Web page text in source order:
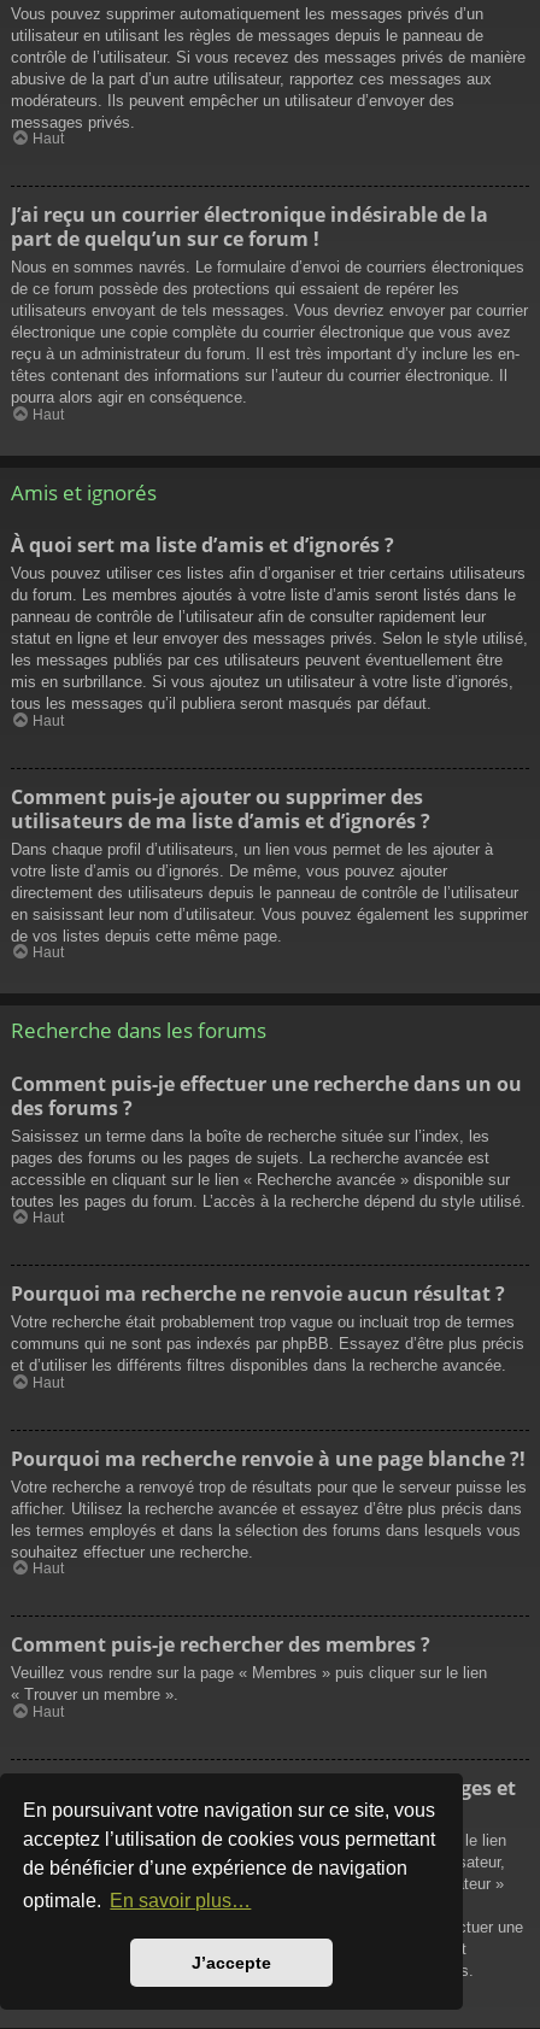
En poursuivant votre navigation sur ce site, vous
acceptez l’utilisation de cookies vous permettant
de bénéficier d’une expérience de navigation
optimale. En savoir plus…
J’accepte
Vous pouvez supprimer automatiquement les messages privés d’un
utilisateur en utilisant les règles de messages depuis le panneau de
contrôle de l’utilisateur. Si vous recevez des messages privés de manière
abusive de la part d’un autre utilisateur, rapportez ces messages aux
modérateurs. Ils peuvent empêcher un utilisateur d’envoyer des
messages privés.
Haut
J’ai reçu un courrier électronique indésirable de la
part de quelqu’un sur ce forum !
Nous en sommes navrés. Le formulaire d’envoi de courriers électroniques
de ce forum possède des protections qui essaient de repérer les
utilisateurs envoyant de tels messages. Vous devriez envoyer par courrier
électronique une copie complète du courrier électronique que vous avez
reçu à un administrateur du forum. Il est très important d’y inclure les en-
têtes contenant des informations sur l’auteur du courrier électronique. Il
pourra alors agir en conséquence.
Haut
Amis et ignorés
À quoi sert ma liste d’amis et d’ignorés ?
Vous pouvez utiliser ces listes afin d’organiser et trier certains utilisateurs
du forum. Les membres ajoutés à votre liste d’amis seront listés dans le
panneau de contrôle de l’utilisateur afin de consulter rapidement leur
statut en ligne et leur envoyer des messages privés. Selon le style utilisé,
les messages publiés par ces utilisateurs peuvent éventuellement être
mis en surbrillance. Si vous ajoutez un utilisateur à votre liste d’ignorés,
tous les messages qu’il publiera seront masqués par défaut.
Haut
Comment puis-je ajouter ou supprimer des
utilisateurs de ma liste d’amis et d’ignorés ?
Dans chaque profil d’utilisateurs, un lien vous permet de les ajouter à
votre liste d’amis ou d’ignorés. De même, vous pouvez ajouter
directement des utilisateurs depuis le panneau de contrôle de l’utilisateur
en saisissant leur nom d’utilisateur. Vous pouvez également les supprimer
de vos listes depuis cette même page.
Haut
Recherche dans les forums
Comment puis-je effectuer une recherche dans un ou
des forums ?
Saisissez un terme dans la boîte de recherche située sur l’index, les
pages des forums ou les pages de sujets. La recherche avancée est
accessible en cliquant sur le lien « Recherche avancée » disponible sur
toutes les pages du forum. L’accès à la recherche dépend du style utilisé.
Haut
Pourquoi ma recherche ne renvoie aucun résultat ?
Votre recherche était probablement trop vague ou incluait trop de termes
communs qui ne sont pas indexés par phpBB. Essayez d’être plus précis
et d’utiliser les différents filtres disponibles dans la recherche avancée.
Haut
Pourquoi ma recherche renvoie à une page blanche ?!
Votre recherche a renvoyé trop de résultats pour que le serveur puisse les
afficher. Utilisez la recherche avancée et essayez d’être plus précis dans
les termes employés et dans la sélection des forums dans lesquels vous
souhaitez effectuer une recherche.
Haut
Comment puis-je rechercher des membres ?
Veuillez vous rendre sur la page « Membres » puis cliquer sur le lien
« Trouver un membre ».
Haut
Comment puis-je retrouver mes propres messages et
sujets ?
Vos propres messages peuvent être affichés soit en cliquant sur le lien
« Afficher vos messages » dans le panneau de contrôle de l’utilisateur,
soit en cliquant sur le lien « Rechercher les messages de l’utilisateur »
sur la page de votre propre profil ou soit en cliquant sur le menu
« Raccourcis » situé sur la partie supérieure du forum. Pour effectuer une
recherche de vos propres sujets, utilisez la recherche avancée et
remplissez convenablement les options qui vous sont disponibles.